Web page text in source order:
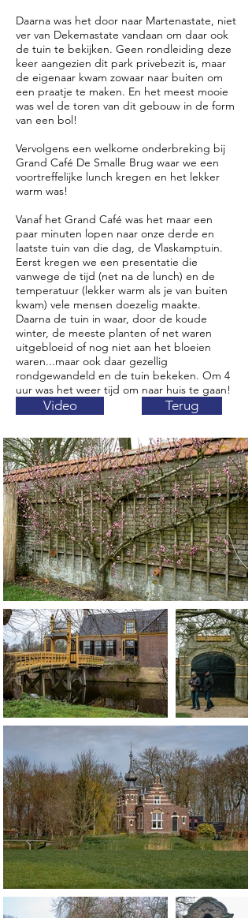
Daarna was het door naar Martenastate, niet
ver van Dekemastate vandaan om daar ook
de tuin te bekijken. Geen rondleiding deze
keer aangezien dit park privebezit is, maar
de eigenaar kwam zowaar naar buiten om
een praatje te maken. En het meest mooie
was wel de toren van dit gebouw in de form
van een bol!
Vervolgens een welkome onderbreking bij
Grand Café De Smalle Brug waar we een
voortreffelijke lunch kregen en het lekker
warm was!
Vanaf het Grand Café was het maar een
paar minuten lopen naar onze derde en
laatste tuin van die dag, de Vlaskamptuin.
Eerst kregen we een presentatie die
vanwege de tijd (net na de lunch) en de
temperatuur (lekker warm als je van buiten
kwam) vele mensen doezelig maakte.
Daarna de tuin in waar, door de koude
winter, de meeste planten of net waren
uitgebloeid of nog niet aan het bloeien
waren...maar ook daar gezellig
rondgewandeld en de tuin bekeken. Om 4
uur was het weer tijd om naar huis te gaan!
Video Terug